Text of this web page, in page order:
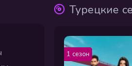
Турецкие
1 сезон